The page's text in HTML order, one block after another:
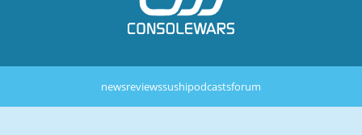
newsreviewssushipodcastsforum